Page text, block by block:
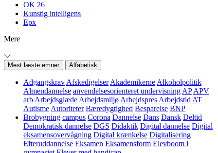
OK 26
Kunstig intelligens
Epx
Mere
Mest læste emner Alfabetisk
Adgangskrav Afskedigelser Akademikerne Alkoholpolitik
Almendannelse anvendelsesorienteret undervisning AP APV
arb Arbejdsglæde Arbejdsmiljø Arbejdspres Arbejdstid AT
Autisme Autoriteter Bæredygtighed Besparelse BNP
Brobygning campus Corona Dannelse Dans Dansk Deltid
Demokratisk dannelse DGS Didaktik Digital dannelse Digital
eksamensovervågning Digital krænkelse Digitalisering
Efteruddannelse Eksamen Eksamensform Elevboom i